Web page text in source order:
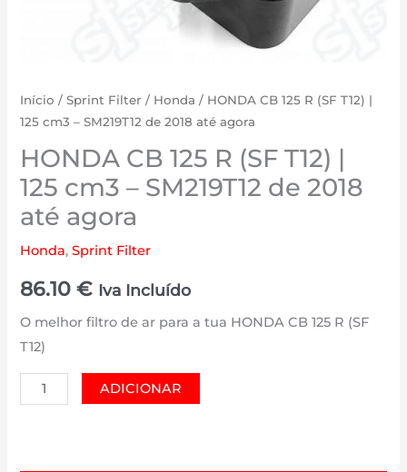
Início /Sprint Filter / Honda / HONDA CB 125 R (SF T12) |
125 cm3 – SM219T12 de 2018 até agora
HONDA CB 125 R (SF T12) |
125 cm3 – SM219T12 de 2018
até agora
Honda,Sprint Filter
86.10€ Iva Incluído
O melhor filtro de ar para a tua HONDA CB 125 R (SF
T12)
Quantidade
de
ADICIONAR